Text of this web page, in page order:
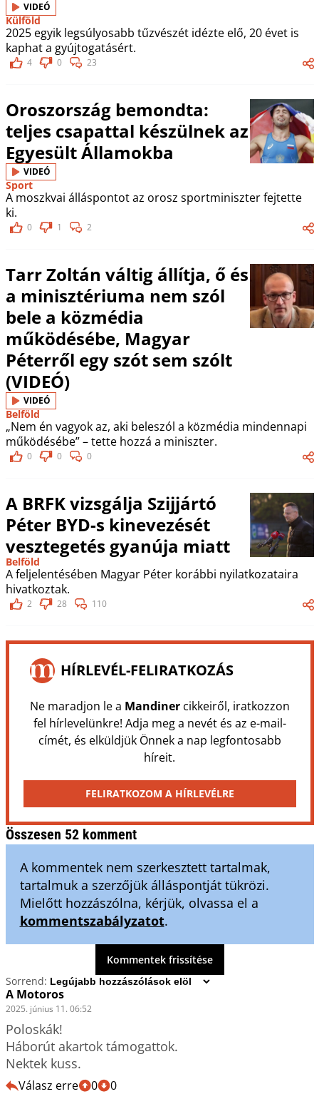
VIDEÓ
Külföld
2025 egyik legsúlyosabb tűzvészét idézte elő, 20 évet is
kaphat a gyújtogatásért.
4 0 23
Oroszország bemondta:
teljes csapattal készülnek az
Egyesült Államokba
VIDEÓ
Sport
A moszkvai álláspontot az orosz sportminiszter fejtette
ki.
0 1 2
Tarr Zoltán váltig állítja, ő és
a minisztériuma nem szól
bele a közmédia
működésébe, Magyar
Péterről egy szót sem szólt
(VIDEÓ)
VIDEÓ
Belföld
„Nem én vagyok az, aki beleszól a közmédia mindennapi
működésébe” – tette hozzá a miniszter.
0 0 0
A BRFK vizsgálja Szijjártó
Péter BYD-s kinevezését
vesztegetés gyanúja miatt
Belföld
A feljelentésében Magyar Péter korábbi nyilatkozataira
hivatkoztak.
2 28 110
HÍRLEVÉL-FELIRATKOZÁS
Ne maradjon le a Mandinercikkeiről, iratkozzon
fel hírlevelünkre! Adja meg a nevét és az e-mail-
címét, és elküldjük Önnek a nap legfontosabb
híreit.
FELIRATKOZOM A HÍRLEVÉLRE
Összesen 52 komment
A kommentek nem szerkesztett tartalmak,
tartalmuk a szerzőjük álláspontját tükrözi.
Mielőtt hozzászólna, kérjük, olvassa el a
kommentszabályzatot.
Kommentek frissítése
Sorrend:
A Motoros
2025. június 11. 06:52
Poloskák!
Háborút akartok támogattok.
Nektek kuss.
Válasz erre 0 0